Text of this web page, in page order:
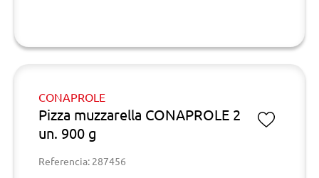
CONAPROLE
Pizza muzzarella CONAPROLE 2
un. 900 g
Referencia: 287456